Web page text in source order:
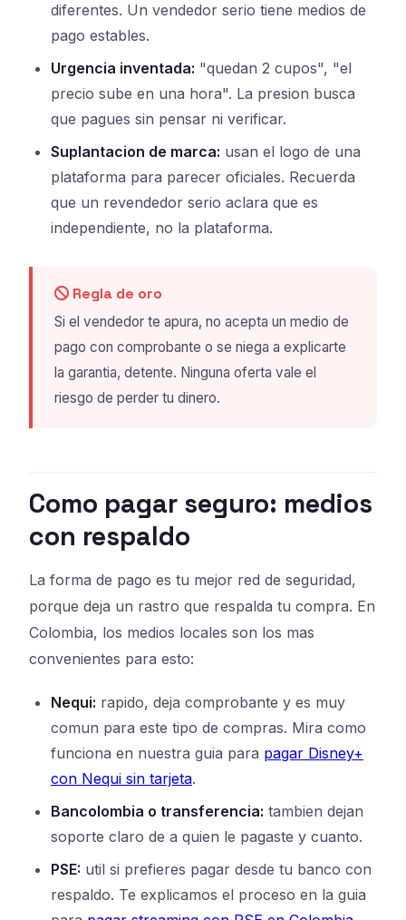
diferentes. Un vendedor serio tiene medios de
pago estables.
Urgencia inventada: "quedan 2 cupos", "el
precio sube en una hora". La presion busca
que pagues sin pensar ni verificar.
Suplantacion de marca: usan el logo de una
plataforma para parecer oficiales. Recuerda
que un revendedor serio aclara que es
independiente, no la plataforma.
Regla de oro
Si el vendedor te apura, no acepta un medio de
pago con comprobante o se niega a explicarte
la garantia, detente. Ninguna oferta vale el
riesgo de perder tu dinero.
Como pagar seguro: medios
con respaldo
La forma de pago es tu mejor red de seguridad,
porque deja un rastro que respalda tu compra. En
Colombia, los medios locales son los mas
convenientes para esto:
Nequi: rapido, deja comprobante y es muy
comun para este tipo de compras. Mira como
funciona en nuestra guia para pagar Disney+
con Nequi sin tarjeta.
Bancolombia o transferencia: tambien dejan
soporte claro de a quien le pagaste y cuanto.
PSE: util si prefieres pagar desde tu banco con
respaldo. Te explicamos el proceso en la guia